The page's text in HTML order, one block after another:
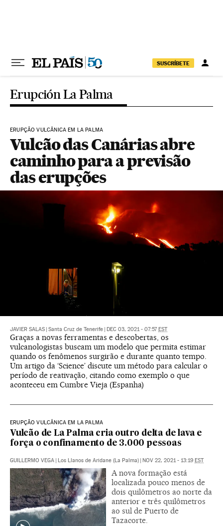
SUSCRÍBETE
Erupción La Palma
ERUPÇÃO VULCÂNICA EM LA PALMA
Vulcão das Canárias abre
caminho para a previsão
das erupções
JAVIER SALAS Santa Cruz de Tenerife DEC 03, 2021 - 07:57 EST
Graças a novas ferramentas e descobertas, os
vulcanologistas buscam um modelo que permita estimar
quando os fenômenos surgirão e durante quanto tempo.
Um artigo da ‘Science’ discute um método para calcular o
período de reativação, citando como exemplo o que
aconteceu em Cumbre Vieja (Espanha)
ERUPÇÃO VULCÂNICA EM LA PALMA
Vulcão de La Palma cria outro delta de lava e
força o confinamento de 3.000 pessoas
GUILLERMO VEGA Los Llanos de Aridane (La Palma) NOV 22, 2021 - 13:19 EST
A nova formação está
localizada pouco menos de
dois quilômetros ao norte da
anterior e três quilômetros
ao sul de Puerto de
Tazacorte.